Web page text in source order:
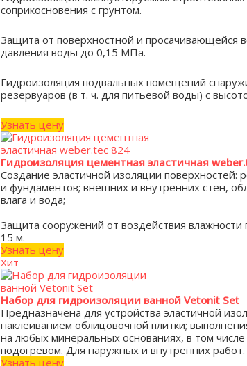
соприкосновения с грунтом.
Защита от поверхностной и просачивающейся
давления воды до 0,15 МПа.
Гидроизоляция подвальных помещений
резервуаров (в т. ч. для питьевой воды) с
Узнать цену
Гидроизоляция цементная эластичная
Создание эластичной изоляции поверхностей:
и фундаментов; внешних и внутренних стен,
влага и вода;
Защита сооружений от воздействия
15 м.
Узнать цену
Хит
Набор для гидроизоляции ванной Vetonit Set
Предназначена для устройства эластичной
наклеиванием облицовочной плитки;
на любых минеральных основаниях, в том
подогревом. Для наружных и внутренних работ.
Узнать цену